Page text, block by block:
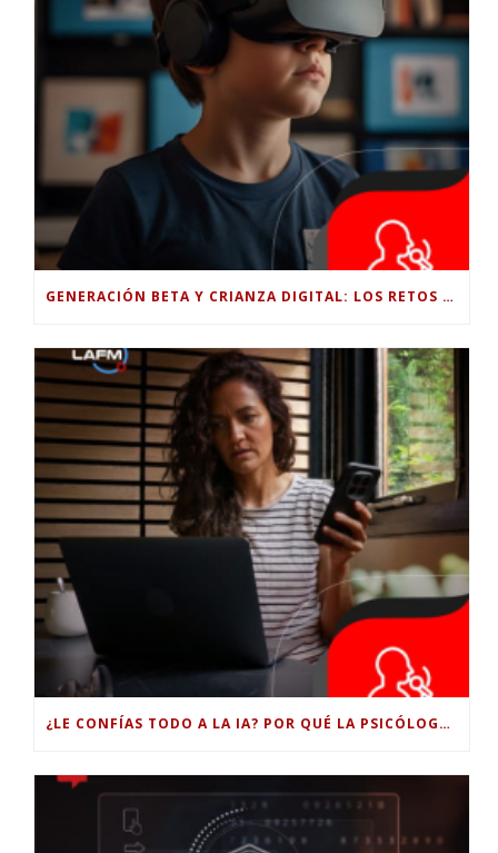
GENERACIÓN BETA Y CRIANZA DIGITAL: LOS RETOS DE CRIAR HIJOS EN LA ERA DE LA INTELIGENCIA ARTIFICIAL
¿LE CONFÍAS TODO A LA IA? POR QUÉ LA PSICÓLOGA DICE QUE ESO PUEDE COSTARTE TUS PROPIAS HABILIDADES